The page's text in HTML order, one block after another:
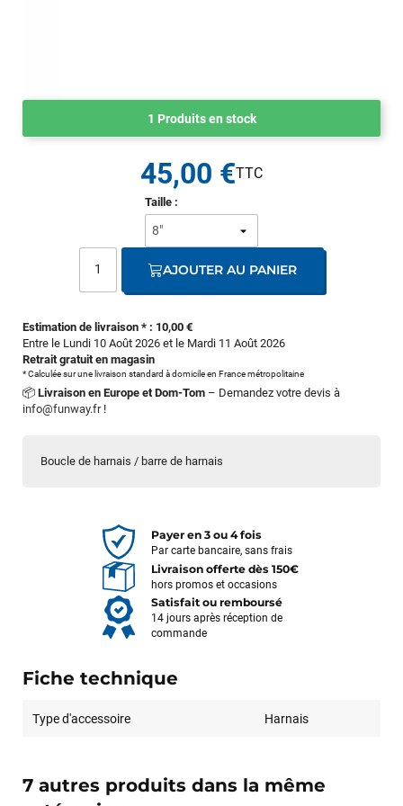
Boucle de harnais / barre de harnais
1 Produits en stock
Estimation de livraison * : 10,00 €
Entre le Lundi 10 Août 2026 et le Mardi 11 Août 2026
Retrait gratuit en magasin
* Calculée sur une livraison standard à domicile en France métropolitaine
📦 Livraison en Europe et Dom-Tom – Demandez votre devis à
info@funway.fr!
Taille :
45,00 €
AJOUTER AU PANIER
Payer en 3 ou 4 fois
Par carte bancaire, sans frais
Livraison offerte dès 150€
hors promos et occasions
Satisfait ou remboursé
14 jours après réception de
commande
Fiche technique
Type d'accessoire Harnais
7 autres produits dans la même